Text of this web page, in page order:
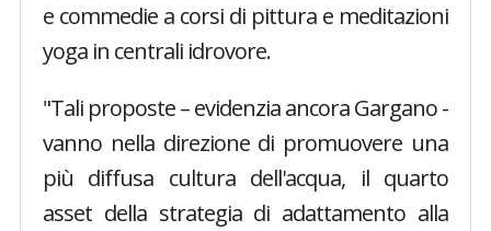
e commedie a corsi di pittura e meditazioni
yoga in centrali idrovore.
"Tali proposte – evidenzia ancora Gargano -
vanno nella direzione di promuovere una
più diffusa cultura dell'acqua, il quarto
asset della strategia di adattamento alla